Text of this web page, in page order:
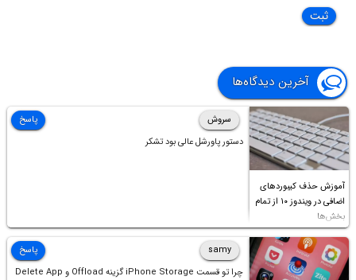
آخرین دیدگاه‌ها
آموزش حذف کیبوردهای
اضافی در ویندوز ۱۰ از تمام
بخش‌ها
سروش
دستور پاورشل عالی بود تشکر
پاسخ
samy
چرا تو قسمت iPhone Storage گزینه Offload و Delete App
پاسخ